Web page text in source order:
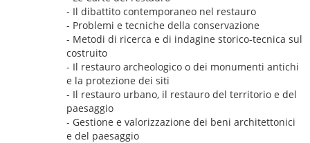
- Il dibattito contemporaneo nel restauro
- Problemi e tecniche della conservazione
- Metodi di ricerca e di indagine storico-tecnica sul
costruito
- Il restauro archeologico o dei monumenti antichi
e la protezione dei siti
- Il restauro urbano, il restauro del territorio e del
paesaggio
- Gestione e valorizzazione dei beni architettonici
e del paesaggio